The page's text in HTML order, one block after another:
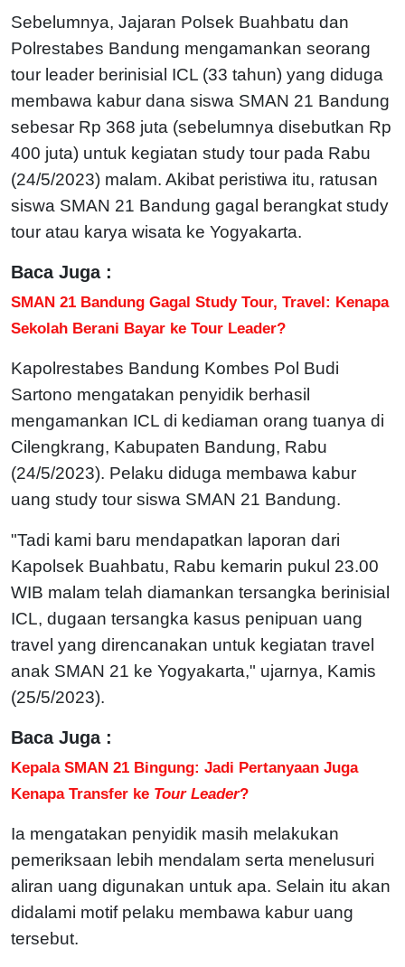
Sebelumnya, Jajaran Polsek Buahbatu dan
Polrestabes Bandung mengamankan seorang
tour leader berinisial ICL (33 tahun) yang diduga
membawa kabur dana siswa SMAN 21 Bandung
sebesar Rp 368 juta (sebelumnya disebutkan Rp
400 juta) untuk kegiatan study tour pada Rabu
(24/5/2023) malam. Akibat peristiwa itu, ratusan
siswa SMAN 21 Bandung gagal berangkat study
tour atau karya wisata ke Yogyakarta.
Baca Juga :
SMAN 21 Bandung Gagal Study Tour, Travel: Kenapa
Sekolah Berani Bayar ke Tour Leader?
Kapolrestabes Bandung Kombes Pol Budi
Sartono mengatakan penyidik berhasil
mengamankan ICL di kediaman orang tuanya di
Cilengkrang, Kabupaten Bandung, Rabu
(24/5/2023). Pelaku diduga membawa kabur
uang study tour siswa SMAN 21 Bandung.
"Tadi kami baru mendapatkan laporan dari
Kapolsek Buahbatu, Rabu kemarin pukul 23.00
WIB malam telah diamankan tersangka berinisial
ICL, dugaan tersangka kasus penipuan uang
travel yang direncanakan untuk kegiatan travel
anak SMAN 21 ke Yogyakarta," ujarnya, Kamis
(25/5/2023).
Baca Juga :
Kepala SMAN 21 Bingung: Jadi Pertanyaan Juga
Kenapa Transfer ke Tour Leader?
Ia mengatakan penyidik masih melakukan
pemeriksaan lebih mendalam serta menelusuri
aliran uang digunakan untuk apa. Selain itu akan
didalami motif pelaku membawa kabur uang
tersebut.